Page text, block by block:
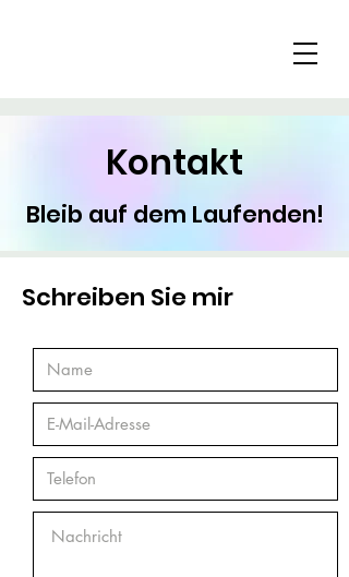
Kontakt
Bleib auf dem Laufenden!
Schreiben Sie mir